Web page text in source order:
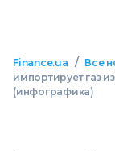
Finance.ua / Все
импортирует газ
(инфографика)